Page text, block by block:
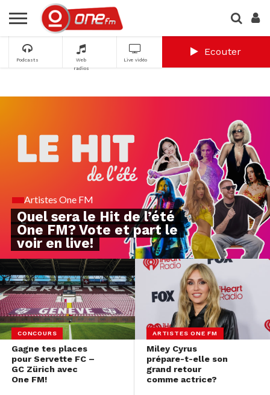
Podcasts
Web
radios
Live vidéo
Ecouter
Artistes One FM
Quel sera le Hit de l’été
One FM? Vote et part le
voir en live!
CONCOURS
Gagne tes places
pour Servette FC –
GC Zürich avec
One FM!
ARTISTES ONE FM
Miley Cyrus
prépare-t-elle son
grand retour
comme actrice?